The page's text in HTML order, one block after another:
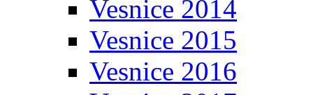
Vesnice 2014
Vesnice 2015
Vesnice 2016